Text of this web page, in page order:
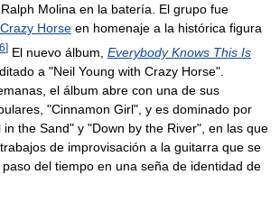
Molina en la batería. El grupo fue
Crazy Horse en homenaje a la histórica figura
] El nuevo álbum, Everybody Knows This Is
a "Neil Young with Crazy Horse".
el álbum abre con una de sus
"Cinnamon Girl", y es dominado por
the Sand" y "Down by the River", en las que
de improvisación a la guitarra que se
del tiempo en una seña de identidad de